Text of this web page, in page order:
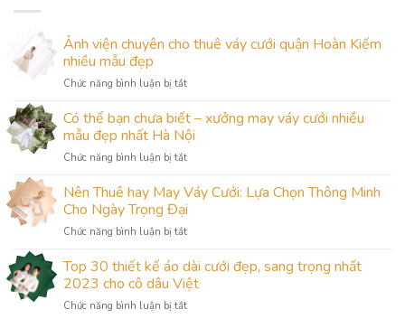
Ảnh viện chuyên cho thuê váy cưới quận Hoàn Kiếm
nhiều mẫu đẹp
Chức năng bình luận bị tắtở
viện
chuyên
cho
thuê
cưới
quận
Kiếm
mẫu
đẹp
Có thể bạn chưa biết – xưởng may váy cưới nhiều
mẫu đẹp nhất Hà Nội
Chức năng bình luận bị tắtở
thể
bạn
chưa
biết
xưởng
may
váy
cưới
Nên Thuê hay May Váy Cưới: Lựa Chọn Thông Minh
Cho Ngày Trọng Đại
Chức năng bình luận bị tắtở
Thuê
hay
May
Váy
Top 30 thiết kế áo dài cưới đẹp, sang trọng nhất
2023 cho cô dâu Việt
Chức năng bình luận bị tắtở